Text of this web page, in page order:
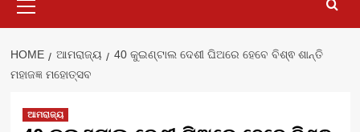
Menu
HOME ଆମରାଜ୍ୟ
40 କୁଇଣ୍ଟାଲ ଦେଶୀ ଘିଅରେ ହେବେ ବିଶ୍ଵ ଶାନ୍ତି
ମହାଜଜ୍ଞ ମହୋତ୍ସବ
ଆମରାଜ୍ୟ